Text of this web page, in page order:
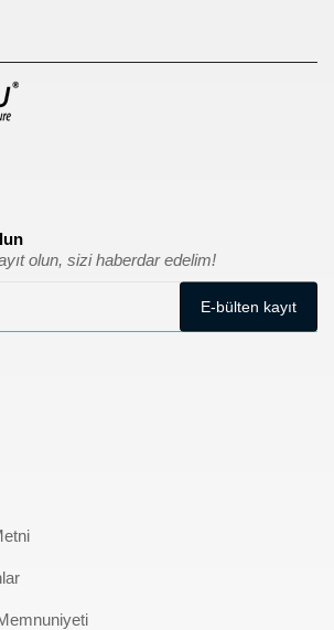
olun, sizi haberdar edelim!